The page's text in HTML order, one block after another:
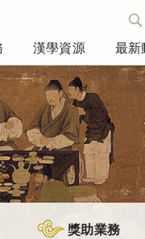
漢學資源 最新
獎助業務